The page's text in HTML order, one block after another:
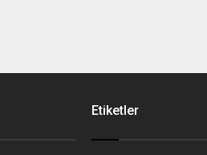
Etiketler